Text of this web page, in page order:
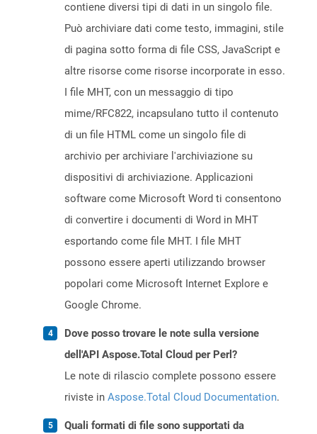
contiene diversi tipi di dati in un singolo file.
Può archiviare dati come testo, immagini, stile
di pagina sotto forma di file CSS, JavaScript e
altre risorse come risorse incorporate in esso.
I file MHT, con un messaggio di tipo
mime/RFC822, incapsulano tutto il contenuto
di un file HTML come un singolo file di
archivio per archiviare l'archiviazione su
dispositivi di archiviazione. Applicazioni
software come Microsoft Word ti consentono
di convertire i documenti di Word in MHT
esportando come file MHT. I file MHT
possono essere aperti utilizzando browser
popolari come Microsoft Internet Explore e
Google Chrome.
Dove posso trovare le note sulla versione
dell'API Aspose.Total Cloud per Perl?
Le note di rilascio complete possono essere
riviste in Aspose.Total Cloud Documentation.
Quali formati di file sono supportati da